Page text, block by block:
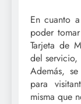
En cuanto
poder
Tarjeta de
del
Además,
para
misma que